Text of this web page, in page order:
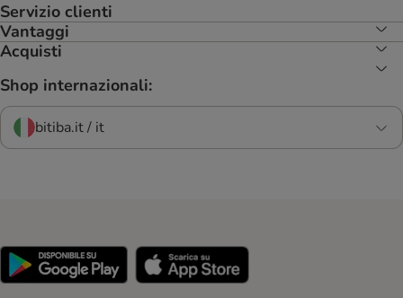
Servizio clienti
Vantaggi
Acquisti
Shop internazionali:
bitiba.it / it